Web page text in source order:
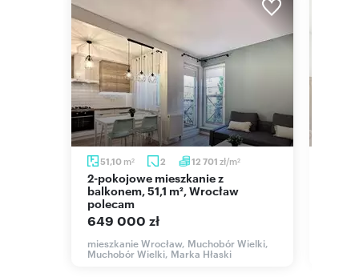
51,10 m2 2 12 701 zł/m2
2-pokojowe mieszkanie z
balkonem, 51,1 m², Wrocław
polecam
649 000 zł
mieszkanie Wrocław, Muchobór Wielki,
Muchobór Wielki, Marka Hłaski